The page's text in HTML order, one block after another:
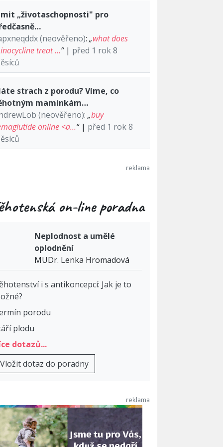
„životaschopnosti" pro
(neověřeno): „what does
treat …“| před 1 rok 8
strach z porodu? Víme, co
maminkám…
(neověřeno): „buy
online <a…“| před 1 rok 8
on-line poradna
Neplodnost a umělé
oplodnění
MUDr. Lenka Hromadová
i s antikoncepcí: Jak je to
porodu
plodu
dotazů...
Vložit dotaz do poradny